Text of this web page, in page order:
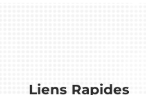
Liens Rapides